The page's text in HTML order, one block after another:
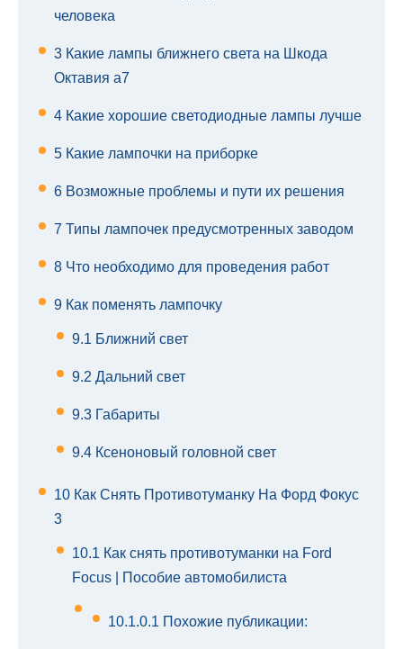
человека
3 Какие лампы ближнего света на Шкода
Октавия а7
4 Какие хорошие светодиодные лампы лучше
5 Какие лампочки на приборке
6 Возможные проблемы и пути их решения
7 Типы лампочек предусмотренных заводом
8 Что необходимо для проведения работ
9 Как поменять лампочку
9.1 Ближний свет
9.2 Дальний свет
9.3 Габариты
9.4 Ксеноновый головной свет
10 Как Снять Противотуманку На Форд Фокус
3
10.1 Как снять противотуманки на Ford
Focus | Пособие автомобилиста
10.1.0.1 Похожие публикации: